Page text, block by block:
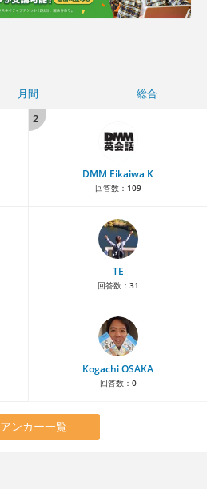
月間
総合
2
DMM Eikaiwa K
回答数： 109
TE
回答数： 31
Kogachi OSAKA
回答数： 0
アンカー一覧